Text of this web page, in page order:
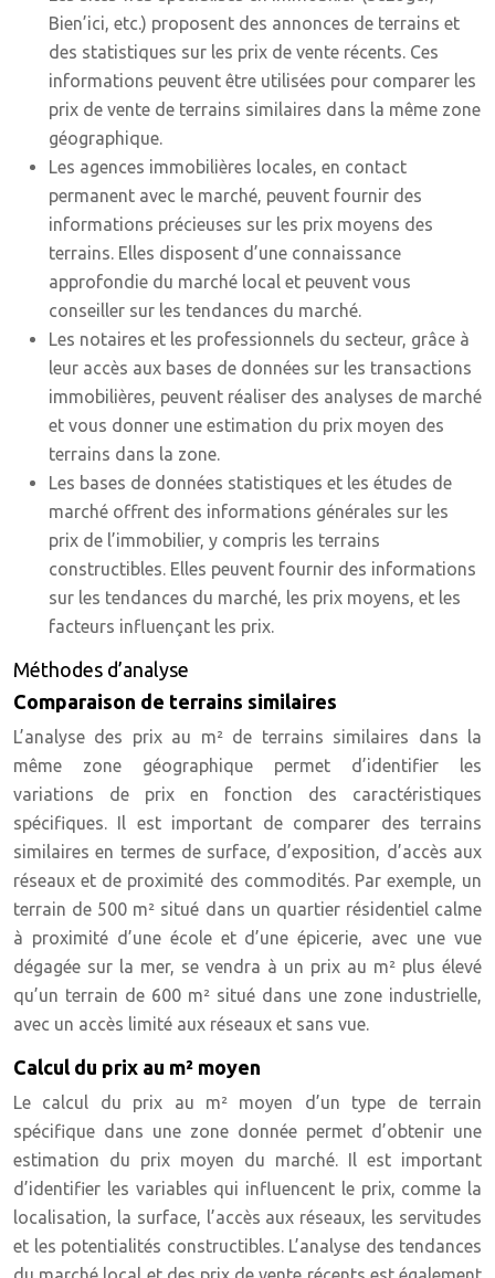
Bien’ici, etc.) proposent des annonces de terrains et
des statistiques sur les prix de vente récents. Ces
informations peuvent être utilisées pour comparer les
prix de vente de terrains similaires dans la même zone
géographique.
Les agences immobilières locales, en contact
permanent avec le marché, peuvent fournir des
informations précieuses sur les prix moyens des
terrains. Elles disposent d’une connaissance
approfondie du marché local et peuvent vous
conseiller sur les tendances du marché.
Les notaires et les professionnels du secteur, grâce à
leur accès aux bases de données sur les transactions
immobilières, peuvent réaliser des analyses de marché
et vous donner une estimation du prix moyen des
terrains dans la zone.
Les bases de données statistiques et les études de
marché offrent des informations générales sur les
prix de l’immobilier, y compris les terrains
constructibles. Elles peuvent fournir des informations
sur les tendances du marché, les prix moyens, et les
facteurs influençant les prix.
Méthodes d’analyse
Comparaison de terrains similaires
L’analyse des prix au m² de terrains similaires dans la
même zone géographique permet d’identifier les
variations de prix en fonction des caractéristiques
spécifiques. Il est important de comparer des terrains
similaires en termes de surface, d’exposition, d’accès aux
réseaux et de proximité des commodités. Par exemple, un
terrain de 500 m² situé dans un quartier résidentiel calme
à proximité d’une école et d’une épicerie, avec une vue
dégagée sur la mer, se vendra à un prix au m² plus élevé
qu’un terrain de 600 m² situé dans une zone industrielle,
avec un accès limité aux réseaux et sans vue.
Calcul du prix au m² moyen
Le calcul du prix au m² moyen d’un type de terrain
spécifique dans une zone donnée permet d’obtenir une
estimation du prix moyen du marché. Il est important
d’identifier les variables qui influencent le prix, comme la
localisation, la surface, l’accès aux réseaux, les servitudes
et les potentialités constructibles. L’analyse des tendances